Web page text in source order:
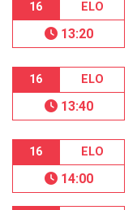
16 ELO
13:20
16 ELO
13:40
16 ELO
14:00